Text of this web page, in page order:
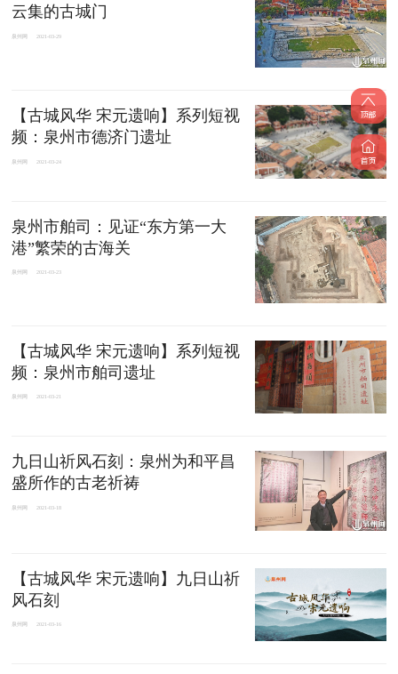
云集的古城门
泉州网 2021-03-29
【古城风华 宋元遗响】系列短视
频：泉州市德济门遗址
泉州网 2021-03-24
泉州市舶司：见证“东方第一大
港”繁荣的古海关
泉州网 2021-03-23
【古城风华 宋元遗响】系列短视
频：泉州市舶司遗址
泉州网 2021-03-21
九日山祈风石刻：泉州为和平昌
盛所作的古老祈祷
泉州网 2021-03-18
【古城风华 宋元遗响】九日山祈
风石刻
泉州网 2021-03-16